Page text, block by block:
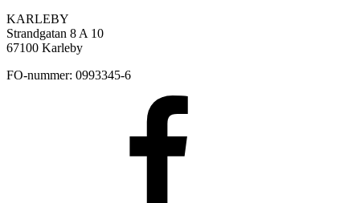
KARLEBY
Strandgatan 8 A 10
67100 Karleby
FO-nummer: 0993345-6